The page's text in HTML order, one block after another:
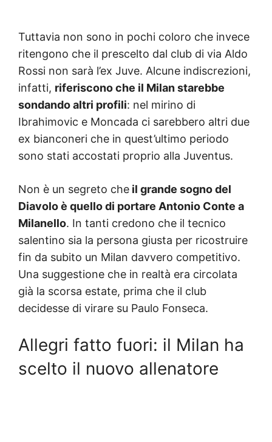
Tuttavia non sono in pochi coloro che invece
ritengono che il prescelto dal club di via Aldo
Rossi non sarà l’ex Juve. Alcune indiscrezioni,
infatti, riferiscono che il Milan starebbe
sondando altri profili: nel mirino di
Ibrahimovic e Moncada ci sarebbero altri due
ex bianconeri che in quest’ultimo periodo
sono stati accostati proprio alla Juventus.
Non è un segreto che il grande sogno del
Diavolo è quello di portare Antonio Conte a
Milanello. In tanti credono che il tecnico
salentino sia la persona giusta per ricostruire
fin da subito un Milan davvero competitivo.
Una suggestione che in realtà era circolata
già la scorsa estate, prima che il club
decidesse di virare su Paulo Fonseca.
Allegri fatto fuori: il Milan ha
scelto il nuovo allenatore